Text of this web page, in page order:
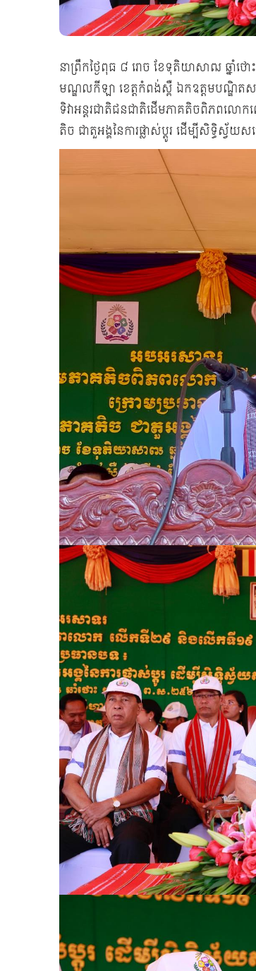
នាព្រឹកថ្ងៃពុធ ៨ រោច ខែទុតិយាសាឍ ឆ្ន
មណ្ឌលកីឡា ខេត្តកំពង់ស្ពឺ ឯកឧត្ដមបណ្ឌិតសភ
ទិវាអន្តរជាតិជនជាតិដើមភាគតិចពិភពល
តិច ជាតួអង្គនៃការផ្លាស់ប្ដូរ ដើម្បីសិទ្ធិស្វ័យស